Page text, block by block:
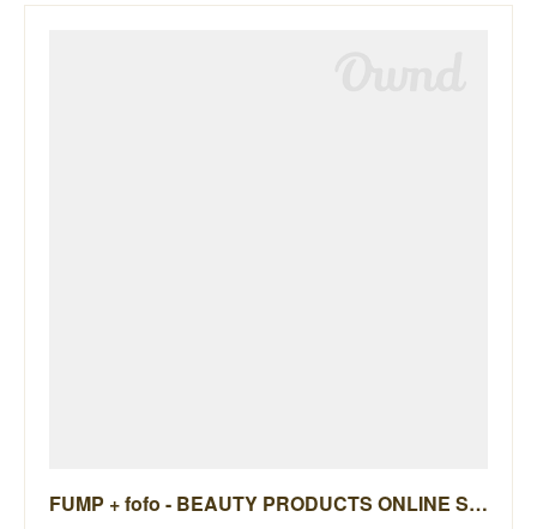
FUMP + fofo - BEAUTY PRODUCTS ONLINE STORE -